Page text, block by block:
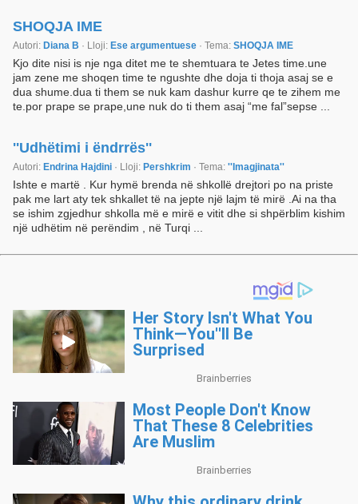
SHOQJA IME
Autori: Diana B · Lloji: Ese argumentuese · Tema: SHOQJA IME
Kjo dite nisi is nje nga ditet me te shemtuara te Jetes time.une
jam zene me shoqen time te ngushte dhe doja ti thoja asaj se e
dua shume.dua ti them se nuk kam dashur kurre qe te zihem me
te.por prape se prape,une nuk do ti them asaj “me fal”sepse ...
''Udhëtimi i ëndrrës''
Autori: Endrina Hajdini · Lloji: Pershkrim · Tema: ''Imagjinata''
Ishte e martë . Kur hymë brenda në shkollë drejtori po na priste
pak me lart aty tek shkallet të na jepte një lajm të mirë .Ai na tha
se ishim zgjedhur shkolla më e mirë e vitit dhe si shpërblim kishim
një udhëtim në perëndim , në Turqi ...